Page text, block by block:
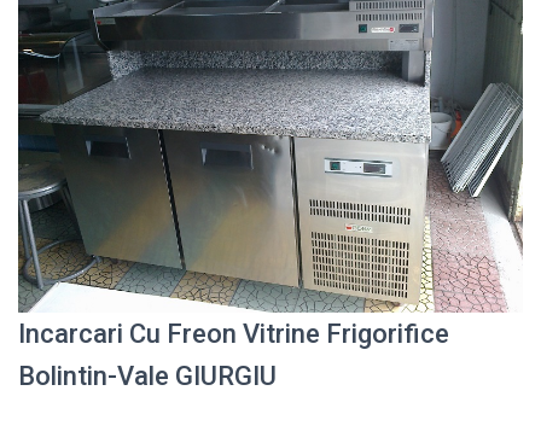
Incarcari Cu Freon Vitrine Frigorifice
Bolintin-Vale GIURGIU